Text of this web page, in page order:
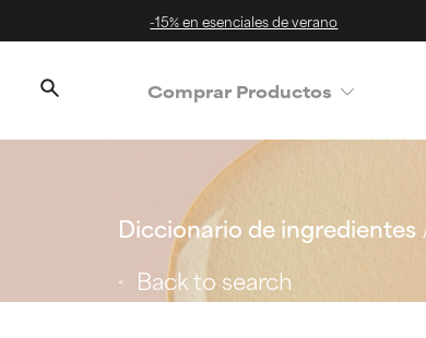
-15% en esenciales de verano
Comprar Productos
Diccionario de ingredientes
Back to search